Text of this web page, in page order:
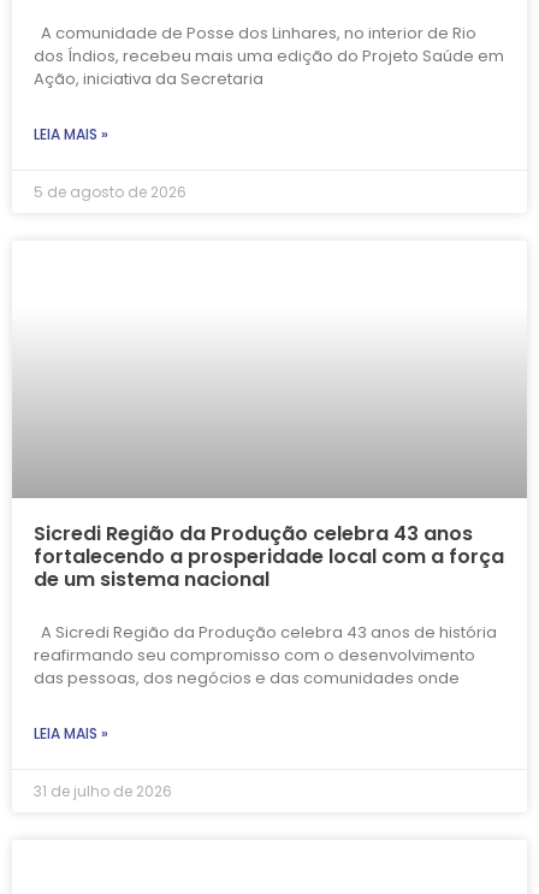
A comunidade de Posse dos Linhares, no interior de Rio
dos Índios, recebeu mais uma edição do Projeto Saúde em
Ação, iniciativa da Secretaria
LEIA MAIS »
5 de agosto de 2026
Sicredi Região da Produção celebra 43 anos
fortalecendo a prosperidade local com a força
de um sistema nacional
A Sicredi Região da Produção celebra 43 anos de história
reafirmando seu compromisso com o desenvolvimento
das pessoas, dos negócios e das comunidades onde
LEIA MAIS »
31 de julho de 2026